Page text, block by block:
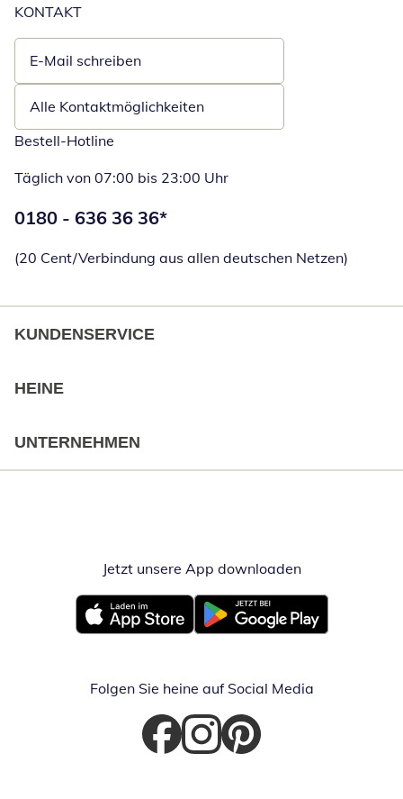
KONTAKT
E-Mail schreiben
Öffnet E-Mail-Client
Alle Kontaktmöglichkeiten
Bestell-Hotline
Täglich von 07:00 bis 23:00 Uhr
Telefonnummer:
0180 - 636 36 36*
(20 Cent/Verbindung aus allen deutschen Netzen)
KUNDENSERVICE
HEINE
UNTERNEHMEN
Jetzt unsere App downloadenÖffnet in
Öffnet in neuem FensterÖffnet in neuem Fenster
Folgen Sie heine auf Social Media
Öffnet in neuem Fenster
Öffnet in neuem Fenster
Öffnet in neuem Fenster